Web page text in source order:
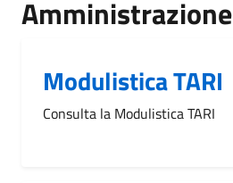
Amministrazione
Modulistica TARI
Consulta la Modulistica TARI